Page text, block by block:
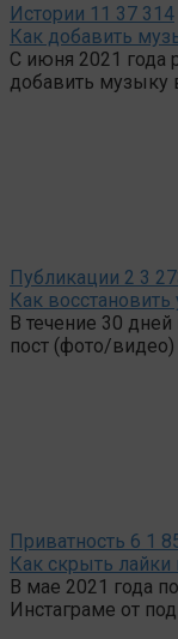
Истории 11 37 314
Как добавить
С июня 2021 года
добавить музыку
Публикации 2 3
Как
В течение 30
пост (фото/
Приватность 6 1
Как скрыть лайки
В мае 2021 года
Инстаграме от